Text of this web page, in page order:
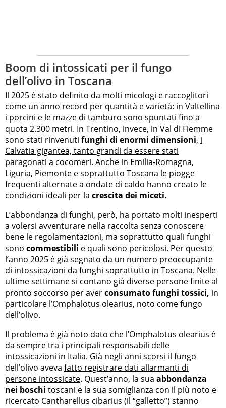
Boom di intossicati per il fungo
dell’olivo in Toscana
Il 2025 è stato definito da molti micologi e raccoglitori
come un anno record per quantità e varietà: in Valtellina
i porcini e le mazze di tamburo sono spuntati fino a
quota 2.300 metri. In Trentino, invece, in Val di Fiemme
sono stati rinvenuti funghi di enormi dimensioni, i
Calvatia gigantea, tanto grandi da essere stati
paragonati a cocomeri. Anche in Emilia-Romagna,
Liguria, Piemonte e soprattutto Toscana le piogge
frequenti alternate a ondate di caldo hanno creato le
condizioni ideali per la crescita dei miceti.
L’abbondanza di funghi, però, ha portato molti inesperti
a volersi avventurare nella raccolta senza conoscere
bene le regolamentazioni, ma soprattutto quali funghi
sono commestibili e quali sono pericolosi. Per questo
l’anno 2025 è già segnato da un numero preoccupante
di intossicazioni da funghi soprattutto in Toscana. Nelle
ultime settimane si contano già diverse persone finite al
pronto soccorso per averconsumato funghi tossici, in
particolare l’Omphalotus olearius, noto come fungo
dell’olivo.
Il problema è già noto dato che l’Omphalotus olearius è
da sempre tra i principali responsabili delle
intossicazioni in Italia. Già negli anni scorsi il fungo
dell’olivo aveva fatto registrare dati allarmanti di
persone intossicate. Quest’anno, la sua abbondanza
nei boschi toscani e la sua somiglianza con il più noto e
ricercato Cantharellus cibarius (il “galletto”) stanno